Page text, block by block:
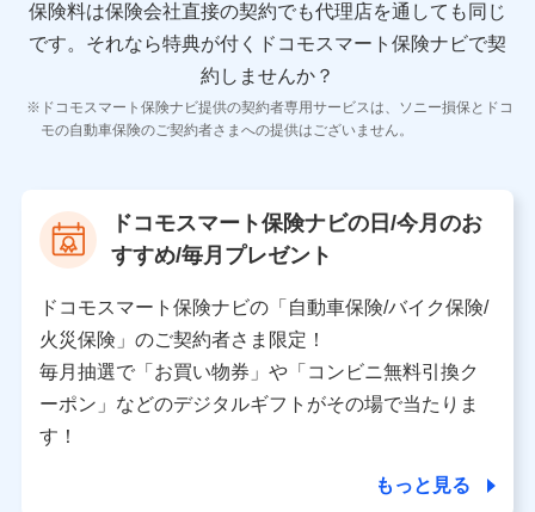
報、建物の構造や築年数などの情報、ペットの種類や年
齢などの情報などが含まれます。
【共同して利用する者の範囲】
当社
当社又は株式会社NTTドコモが提供する保険関連サービ
スにおけるユーザ登録受付および管理のため
を受けている保険会社・提携会社の保険その他に関する
情報を提供するため、また維持管理等の委託業務遂行の
ため、またそれらに付帯、関連する当社、株式会社NTT
ドコモおよび提携会社のサービスを案内、提供するため
（各サービスで取得したサービス利用履歴、ウェブサイ
トの閲覧履歴、購買履歴、ご契約内容等のパーソナルデ
ータを分析して、お客さまの趣味・嗜好・傾向に応じた
保険料は保険会社直接の契約でも代理店を通しても同じ
です。 それなら特典が付くドコモスマート保険ナビで契
約しませんか？
ドコモスマート保険ナビ提供の契約者専用サービスは、ソニー損保とドコ
モの自動車保険のご契約者さまへの提供はございません。
ドコモスマート保険ナビの日/今月のお
すすめ/毎月プレゼント
ドコモスマート保険ナビの「自動車保険/バイク保険/
火災保険」のご契約者さま限定！
毎月抽選で「お買い物券」や「コンビニ無料引換ク
ーポン」などのデジタルギフトがその場で当たりま
す！
もっと見る